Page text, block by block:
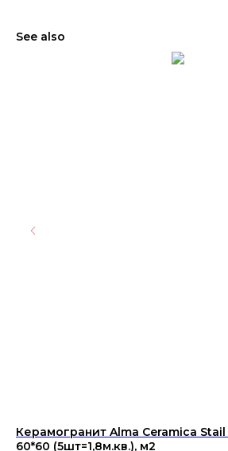
See also
Керамогранит Alma Ceramica Stail
60*60 (5шт=1,8м.кв.), м2